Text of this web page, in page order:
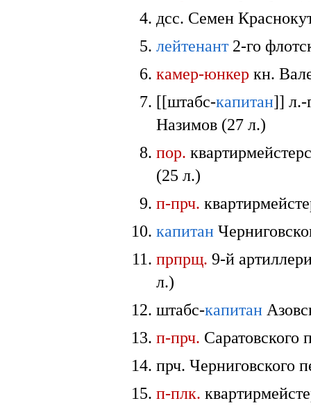
дсс. Семен
лейтенант2-го
камер-юнкер кн.
[[штабс-капитан]] л.-
Назимов (27 л.)
пор.
(25 л.)
п-прч.
капитан
прпрщ. 9-й
л.)
штабс-капитан
п-прч. Саратовского
прч. Черниговского
п-плк.